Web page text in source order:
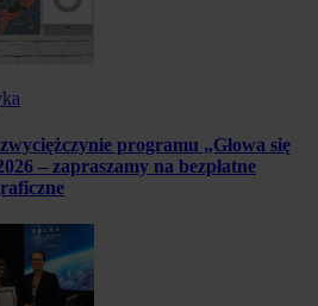
programu „Głowa się
– zapraszamy na bezpłatne